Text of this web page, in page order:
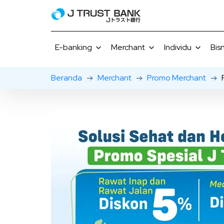
E-banking
J NET
J
Merchant
Promo Merchant
Individu
Simpanan
Pinjaman
Tarif &
Beranda Merchant Promo Merchant